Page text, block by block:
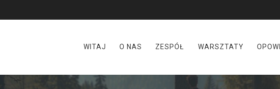
WITAJ O NAS ZESPÓŁ WARSZTATY